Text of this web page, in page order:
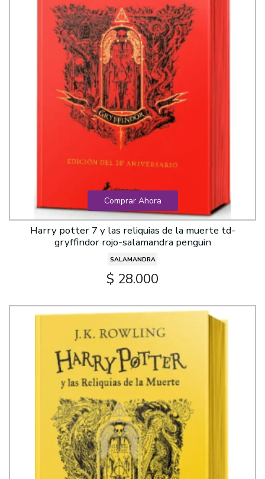
Comprar Ahora
Harry potter 7 y las reliquias de la muerte td-
gryffindor rojo-salamandra penguin
SALAMANDRA
$ 28.000